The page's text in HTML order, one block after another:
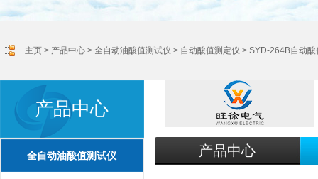
主页 > 产品中心 > 全自动油酸值测试仪 > 自动酸值测定仪 > SYD-264B自动
产品中心
全自动油酸值测试仪 产品中心